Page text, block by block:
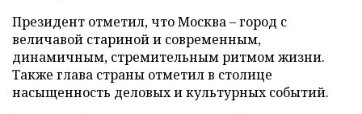
Президент отметил, что Москва – город с
величавой стариной и современным,
динамичным, стремительным ритмом жизни.
Также глава страны отметил в столице
насыщенность деловых и культурных событий.